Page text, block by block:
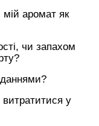
аромат як
чи запахом
у